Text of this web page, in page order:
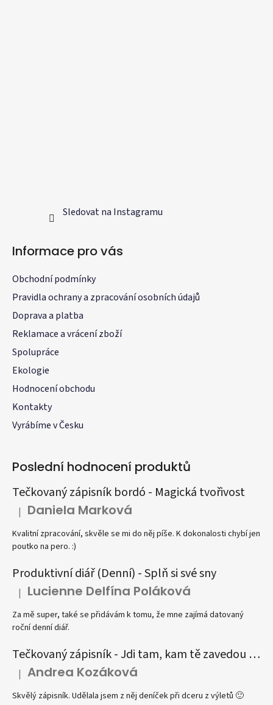
Sledovat na Instagramu
Informace pro vás
Obchodní podmínky
Pravidla ochrany a zpracování osobních údajů
Doprava a platba
Reklamace a vrácení zboží
Spolupráce
Ekologie
Hodnocení obchodu
Kontakty
Vyrábíme v Česku
Poslední hodnocení produktů
Tečkovaný zápisník bordó - Magická tvořivost
Hodnocení produktu je 5 z 5 hvězdiček.
| Daniela Marková
Kvalitní zpracování, skvěle se mi do něj píše. K dokonalosti chybí jen
poutko na pero. :)
Produktivní diář (Denní) - Splň si své sny
Hodnocení produktu je 5 z 5 hvězdiček.
| Lucienne Delfína Poláková
Za mě super, také se přidávám k tomu, že mne zajímá datovaný
roční denní diář.
Tečkovaný zápisník - Jdi tam, kam tě zavedou tvé sny
Hodnocení produktu je 5 z 5 hvězdiček.
| Andrea Kozáková
Skvělý zápisník. Udělala jsem z něj deníček při dceru z výletů 🙂